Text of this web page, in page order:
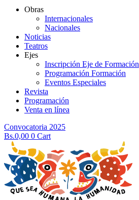
Obras
Internacionales
Nacionales
Noticias
Teatros
Ejes
Inscripción Eje de Formación
Programación Formación
Eventos Especiales
Revista
Programación
Venta en línea
Convocatoria 2025
Bs.0,00 0 Cart